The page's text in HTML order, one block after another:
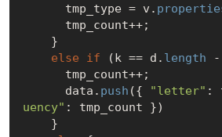
      tmp_type = v.
else
if (k == d. length -
      data.
push ({ "letter" :
uency" : tmp_count })